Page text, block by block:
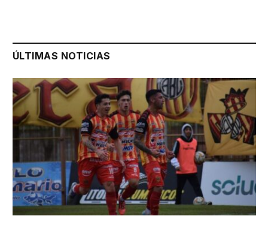
ÚLTIMAS NOTICIAS